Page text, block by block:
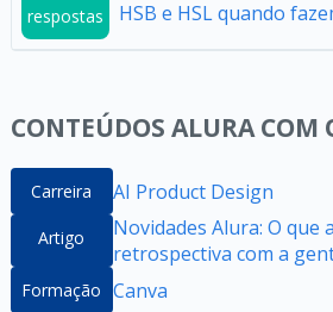
respostas
HSB e HSL quando
CONTEÚDOS ALURA COM
Carreira AI Product Design
Artigo
Novidades Alura: O que
retrospectiva com a
Formação Canva